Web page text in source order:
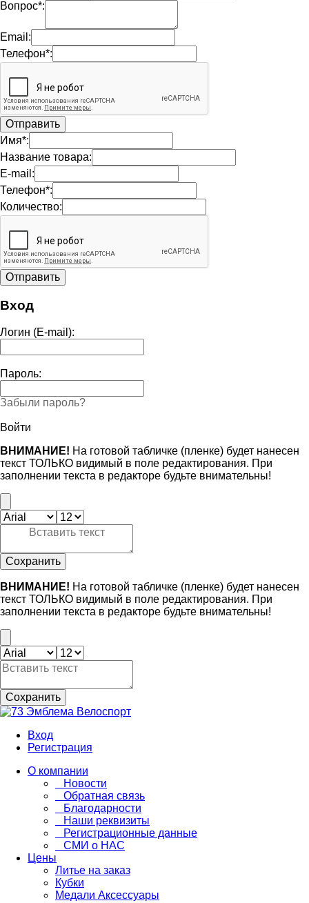
Вопрос*:
Email:
Телефон*:
Имя*:
Название товара:
E-mail:
Телефон*:
Количество:
Вход
Логин (E-mail):
Пароль:
Забыли пароль?
Войти
ВНИМАНИЕ! На готовой табличке (пленке) будет нанесен
текст ТОЛЬКО видимый в поле редактирования. При
заполнении текста в редакторе будьте внимательны!
Сохранить
ВНИМАНИЕ! На готовой табличке (пленке) будет нанесен
текст ТОЛЬКО видимый в поле редактирования. При
заполнении текста в редакторе будьте внимательны!
Сохранить
Вход
Регистрация
О компании
Новости
Обратная связь
Благодарности
Наши реквизиты
Регистрационные данные
СМИ о НАС
Цены
Литье на заказ
Кубки
Медали Аксессуары